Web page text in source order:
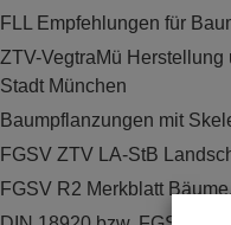
FLL Empfehlungen für
ZTV-VegtraMü
Stadt München
Baumpflanzungen mit
FGSV ZTV LA-StB
FGSV R2 Merkblatt